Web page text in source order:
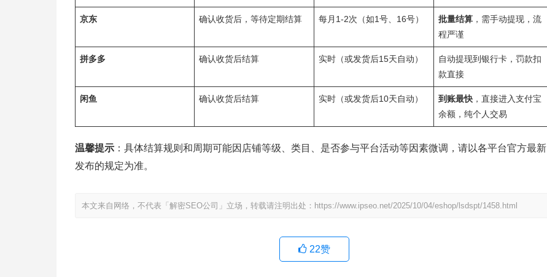
京东 确认收货后，等待定期结算 每月1-2次（如1号、16号） 批量结算 ，需手动提现，流
程严谨
拼多多 确认收货后结算 实时（或发货后15天自动）
自动提现到银行卡，罚款扣
款直接
闲鱼 确认收货后结算 实时（或发货后10天自动） 到账最快 ，直接进入支付宝
余额，纯个人交易
温馨提示 ：具体结算规则和周期可能因店铺等级、类目、是否参与平台活动等因素微调，请以各平台官方最新
发布的规定为准。
本文来自网络，不代表「解密SEO公司」立场，转载请注明出处：https://www.ipseo.net/2025/10/04/eshop/lsdspt/1458.html
22赞